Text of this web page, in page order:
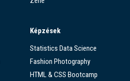
Képzések
Statistics Data Science
Fashion Photography
HTML & CSS Bootcamp